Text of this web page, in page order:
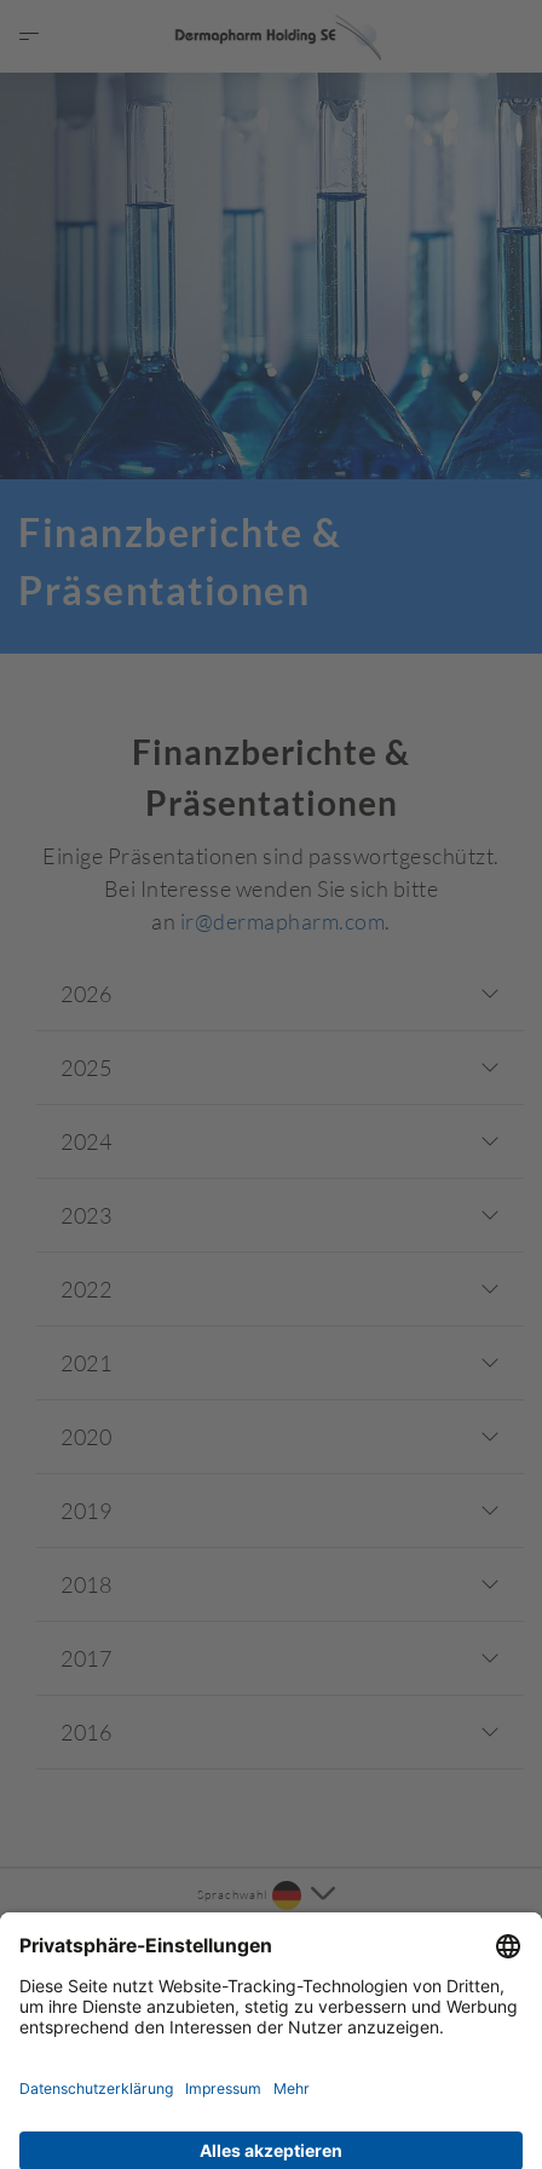
Finanzberichte &
Präsentationen
Finanzberichte &
Präsentationen
Einige Präsentationen sind passwortgeschützt.
Bei Interesse wenden Sie sich bitte
an ir@dermapharm.com.
2026
2025
2024
2023
2022
2021
2020
2019
2018
2017
2016
Sprachwahl
KONTAKT
INFORMATION